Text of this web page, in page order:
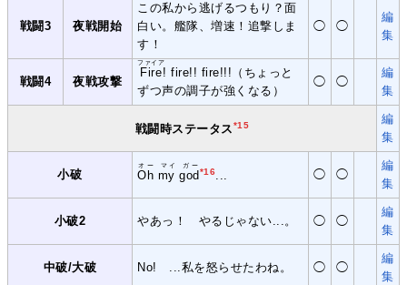
戦闘3 夜戦開始
この私から逃げるつもり？面
白い。艦隊、増速！追撃しま
す！
◯ ◯
編
集
戦闘4 夜戦攻撃
Fire
ファイア
! fire!! fire!!!（ちょっと
ずつ声の調子が強くなる）
◯ ◯
編
集
戦闘時ステータス*15
編
集
小破 Oh my god
オー マイ ガー
*16... ◯ ◯
編
集
小破2 やあっ！ やるじゃない...。 ◯ ◯
編
集
中破/大破 No! ...私を怒らせたわね。 ◯ ◯
編
集